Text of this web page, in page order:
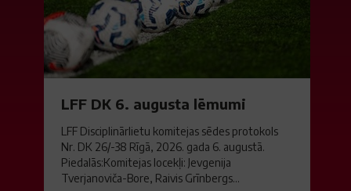
LFF DK 6. augusta lēmumi
LFF Disciplinārlietu komitejas sēdes protokols
Nr. DK 26/-38 Rīgā, 2026. gada 6. augustā.
Piedalās:Komitejas locekļi: Jevgenija
Tverjanoviča-Bore, Raivis Grīnbergs...